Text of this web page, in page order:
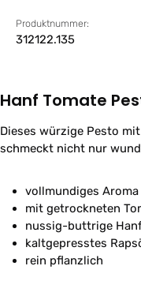
Produktnummer:
312122.135
Hanf Tomate
Dieses würzige Pesto
schmeckt nicht nur
vollmundiges Aroma
mit getrockneten
nussig-buttrige
kaltgepresstes
rein pflanzlich